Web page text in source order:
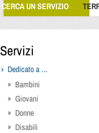
CERCA UN SERVIZIO
Servizi
Dedicato a ...
Bambini
Giovani
Donne
Disabili